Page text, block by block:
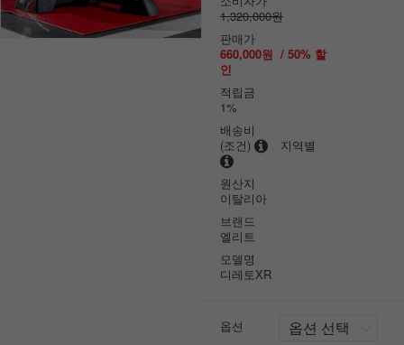
1,320,000원
판매가
660,000원 / 50% 할
인
적립금
1%
배송비
(조건)
지역별
원산지
이탈리아
브랜드
엘리트
모델명
디레토XR
옵션